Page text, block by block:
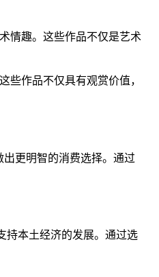
情趣。这些作品不仅是艺术
些作品不仅具有观赏价值，
更明智的消费选择。通过
持本土经济的发展。通过选